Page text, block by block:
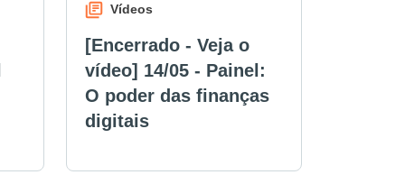
Vídeos
[Encerrado - Veja o
vídeo] 14/05 - Painel:
O poder das finanças
digitais